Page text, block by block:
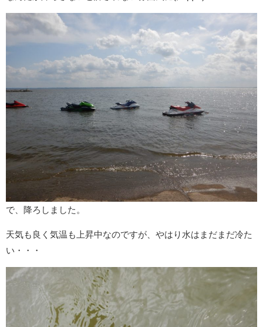
で、降ろしました。
天気も良く気温も上昇中なのですが、やはり水はまだまだ冷た
い・・・